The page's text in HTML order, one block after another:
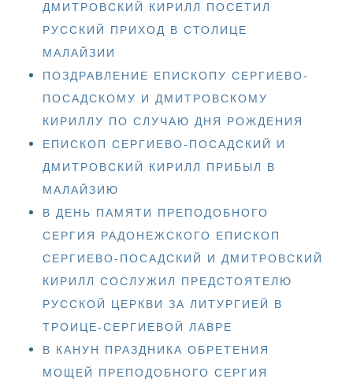
ДМИТРОВСКИЙ КИРИЛЛ ПОСЕТИЛ
РУССКИЙ ПРИХОД В СТОЛИЦЕ
МАЛАЙЗИИ
ПОЗДРАВЛЕНИЕ ЕПИСКОПУ СЕРГИЕВО-
ПОСАДСКОМУ И ДМИТРОВСКОМУ
КИРИЛЛУ ПО СЛУЧАЮ ДНЯ РОЖДЕНИЯ
ЕПИСКОП СЕРГИЕВО-ПОСАДСКИЙ И
ДМИТРОВСКИЙ КИРИЛЛ ПРИБЫЛ В
МАЛАЙЗИЮ
В ДЕНЬ ПАМЯТИ ПРЕПОДОБНОГО
СЕРГИЯ РАДОНЕЖСКОГО ЕПИСКОП
СЕРГИЕВО-ПОСАДСКИЙ И ДМИТРОВСКИЙ
КИРИЛЛ СОСЛУЖИЛ ПРЕДСТОЯТЕЛЮ
РУССКОЙ ЦЕРКВИ ЗА ЛИТУРГИЕЙ В
ТРОИЦЕ-СЕРГИЕВОЙ ЛАВРЕ
В КАНУН ПРАЗДНИКА ОБРЕТЕНИЯ
МОЩЕЙ ПРЕПОДОБНОГО СЕРГИЯ